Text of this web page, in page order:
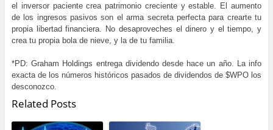
el inversor paciente crea patrimonio creciente y estable. El aumento
de los ingresos pasivos son el arma secreta perfecta para crearte tu
propia libertad financiera. No desaproveches el dinero y el tiempo, y
crea tu propia bola de nieve, y la de tu familia.
*PD: Graham Holdings entrega dividendo desde hace un año. La info
exacta de los números históricos pasados de dividendos de $WPO los
desconozco.
Related Posts